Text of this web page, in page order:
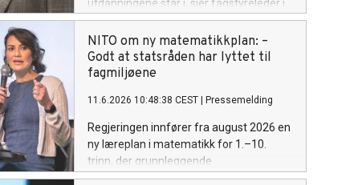
utdanningene står i, sier fagstyreleder i
NITO Bioingeniørfaglig institutt, Kaja
Marienborg.
NITO om ny matematikkplan: –
Godt at statsråden har lyttet til
fagmiljøene
11.6.2026 10:48:38 CEST Pressemelding
Regjeringen innfører fra august 2026 en
ny læreplan i matematikk for 1.–10.
trinn, der grunnleggende
regneferdigheter løftes tydeligere frem.